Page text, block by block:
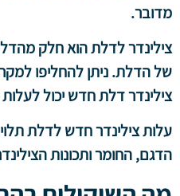
מדובר.
צילינדר לדלת הוא חלק
של הדלת. ניתן להחליפו
צילינדר דלת חדש יכול לעלות בין 35 ל-170
עלות צילינדר חדש לדלת
הדגם, החומר ותכונות